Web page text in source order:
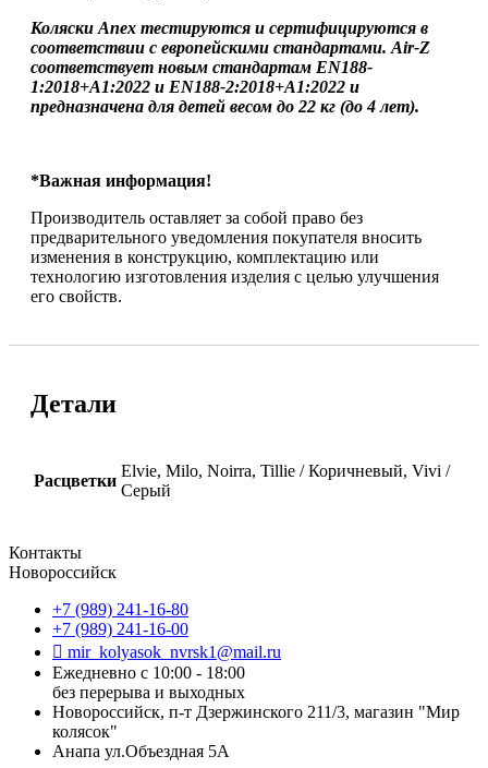
Коляски Anex тестируются и сертифицируются в
соответствии с европейскими стандартами. Air-Z
соответствует новым стандартам EN188-
1:2018+A1:2022 и EN188-2:2018+A1:2022 и
предназначена для детей весом до 22 кг (до 4 лет).
*Важная информация!
Производитель оставляет за собой право без
предварительного уведомления покупателя вносить
изменения в конструкцию, комплектацию или
технологию изготовления изделия с целью улучшения
его свойств.
Детали
Расцветки
Elvie, Milo, Noirra, Tillie / Коричневый, Vivi /
Серый
Контакты
Новороссийск
+7 (989) 241-16-80
+7 (989) 241-16-00
mir_kolyasok_nvrsk1@mail.ru
Ежедневно с 10:00 - 18:00
без перерыва и выходных
Новороссийск, п-т Дзержинского 211/3, магазин "Мир
колясок"
Анапа ул.Объездная 5А